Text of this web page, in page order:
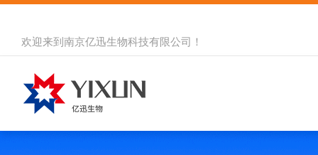
欢迎来到 南京亿迅生物科技有限公司 ！